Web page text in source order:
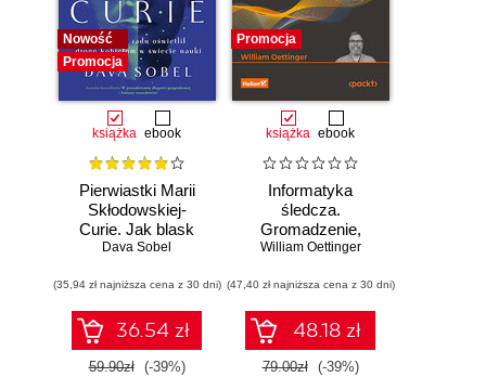
Nowość
Promocja
książka ebook
Pierwiastki Marii
Skłodowskiej-
Curie. Jak blask
radu oświetlił drogę
świecie nauki
Dava Sobel
(35,94 zł najniższa cena z 30 dni)
36.54 zł
59.90zł (-39%)
Promocja
książka ebook
Informatyka
śledcza.
Gromadzenie,
analiza i
dowodów
elektronicznych dla
początkujących.
Wydanie II
William Oettinger
(47,40 zł najniższa cena z 30 dni)
48.18 zł
79.00zł (-39%)